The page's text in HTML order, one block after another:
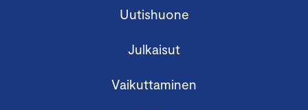
Uutishuone
Julkaisut
Vaikuttaminen